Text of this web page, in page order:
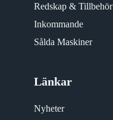
Redskap & Tillbehör
Inkommande
Sålda Maskiner
Länkar
Nyheter